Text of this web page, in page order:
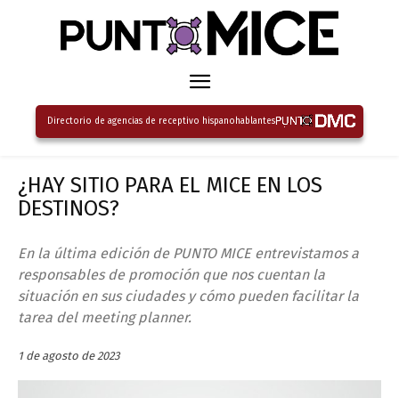
Directorio de agencias de receptivo hispanohablantes
¿HAY SITIO PARA EL MICE EN LOS
DESTINOS?
En la última edición de PUNTO MICE entrevistamos a
responsables de promoción que nos cuentan la
situación en sus ciudades y cómo pueden facilitar la
tarea del meeting planner.
1 de agosto de 2023